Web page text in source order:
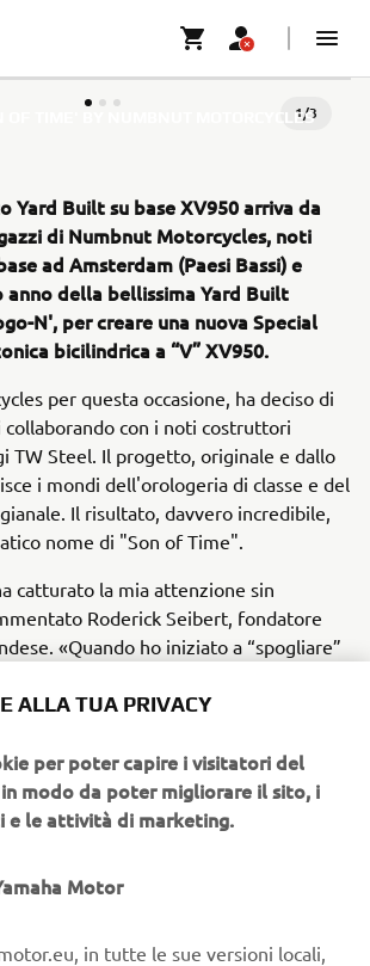
OF TIME' BY NUMBNUT MOTORCYCLES
1/3
Yard Built su base XV950 arriva da
di Numbnut Motorcycles, noti
ad Amsterdam (Paesi Bassi) e
della bellissima Yard Built
N', per creare una nuova Special
bicilindrica a “V” XV950.
per questa occasione, ha deciso di
con i noti costruttori
TW Steel. Il progetto, originale e dallo
i mondi dell'orologeria di classe e del
Il risultato, davvero incredibile,
nome di "Son of Time".
catturato la mia attenzione sin
Roderick Seibert, fondatore
«Quando ho iniziato a “spogliare”
Anche con TW Steel è scoccata
hanno fatto sì che questo
grazie a numerosi dettagli
sono molto orgoglioso del risultato
ALLA TUA PRIVACY
per poter capire i visitatori del
modo da poter migliorare il sito, i
e le attività di marketing.
Motor
in tutte le sue versioni locali,